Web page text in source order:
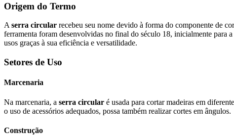
Origem do Termo
A serra circular recebeu seu nome devido à forma do componente de
ferramenta foram desenvolvidas no final do século 18, inicialmente para
usos graças à sua eficiência e versatilidade.
Setores de Uso
Marcenaria
Na marcenaria, a serra circular é usada para cortar madeiras em
o uso de acessórios adequados, possa também realizar cortes em ângulos.
Construção